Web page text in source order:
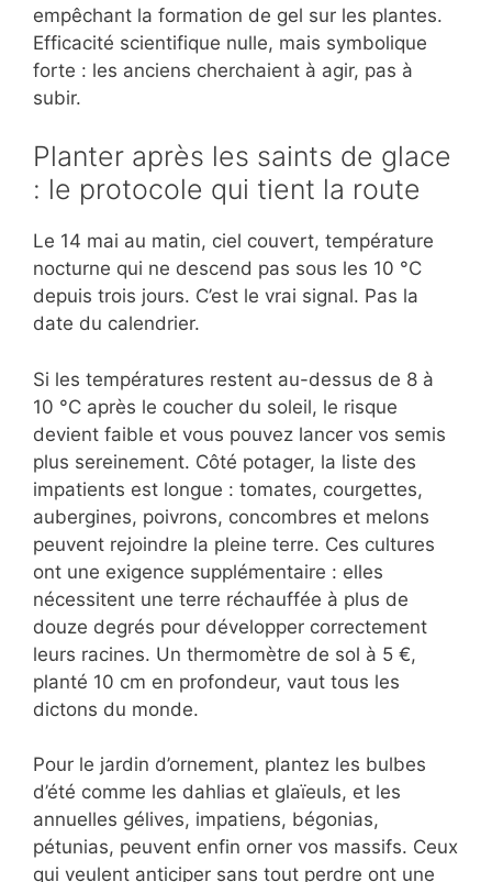
empêchant la formation de gel sur les plantes.
Efficacité scientifique nulle, mais symbolique
forte : les anciens cherchaient à agir, pas à
subir.
Planter après les saints de glace
: le protocole qui tient la route
Le 14 mai au matin, ciel couvert, température
nocturne qui ne descend pas sous les 10 °C
depuis trois jours. C’est le vrai signal. Pas la
date du calendrier.
Si les températures restent au-dessus de 8 à
10 °C après le coucher du soleil, le risque
devient faible et vous pouvez lancer vos semis
plus sereinement. Côté potager, la liste des
impatients est longue : tomates, courgettes,
aubergines, poivrons, concombres et melons
peuvent rejoindre la pleine terre. Ces cultures
ont une exigence supplémentaire : elles
nécessitent une terre réchauffée à plus de
douze degrés pour développer correctement
leurs racines. Un thermomètre de sol à 5 €,
planté 10 cm en profondeur, vaut tous les
dictons du monde.
Pour le jardin d’ornement, plantez les bulbes
d’été comme les dahlias et glaïeuls, et les
annuelles gélives, impatiens, bégonias,
pétunias, peuvent enfin orner vos massifs. Ceux
qui veulent anticiper sans tout perdre ont une